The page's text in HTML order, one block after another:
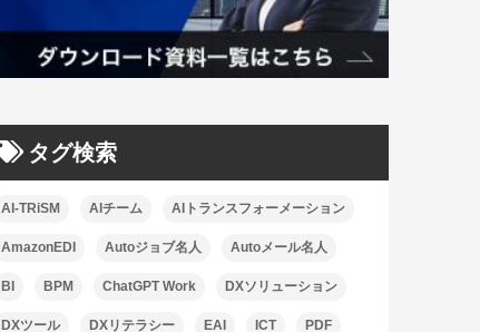
タグ検索
AI-TRiSM AIチーム AIトランスフォーメーション
AmazonEDI Autoジョブ名人 Autoメール名人
BI BPM ChatGPT Work DXソリューション
DXツール DXリテラシー EAI ICT PDF